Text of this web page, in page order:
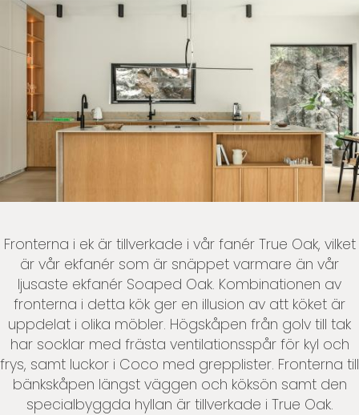
Fronterna i ek är tillverkade i vår fanér True Oak, vilket
är vår ekfanér som är snäppet varmare än vår
ljusaste ekfanér Soaped Oak. Kombinationen av
fronterna i detta kök ger en illusion av att köket är
uppdelat i olika möbler. Högskåpen från golv till tak
har socklar med frästa ventilationsspår för kyl och
frys, samt luckor i Coco med grepplister. Fronterna till
bänkskåpen längst väggen och köksön samt den
specialbyggda hyllan är tillverkade i True Oak.